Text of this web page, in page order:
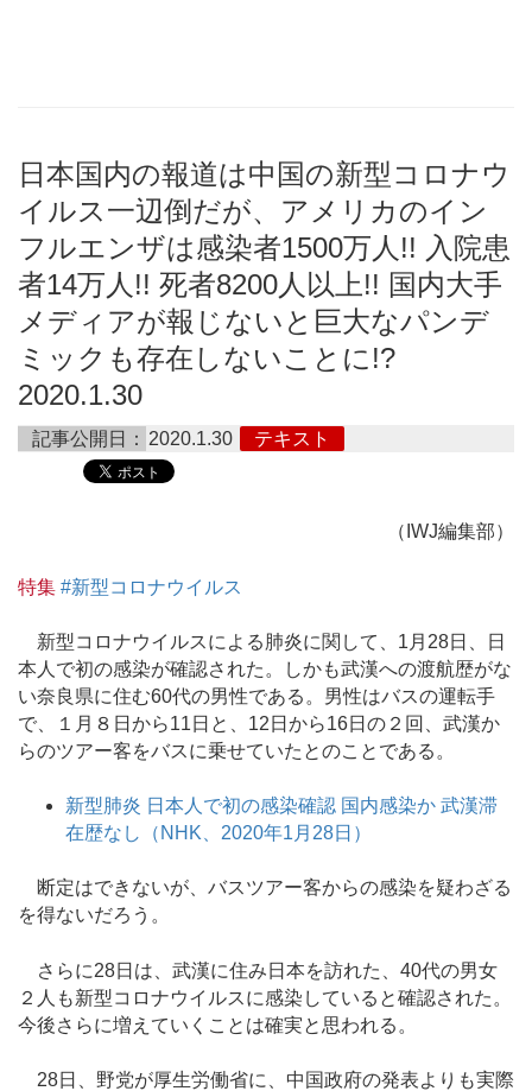
日本国内の報道は中国の新型コロナウ
イルス一辺倒だが、アメリカのイン
フルエンザは感染者1500万人!! 入院患
者14万人!! 死者8200人以上!! 国内大手
メディアが報じないと巨大なパンデ
ミックも存在しないことに!?
2020.1.30
記事公開日： 2020.1.30 テキスト
（IWJ編集部）
特集 #新型コロナウイルス
新型コロナウイルスによる肺炎に関して、1月28日、日
本人で初の感染が確認された。しかも武漢への渡航歴がな
い奈良県に住む60代の男性である。男性はバスの運転手
で、１月８日から11日と、12日から16日の２回、武漢か
らのツアー客をバスに乗せていたとのことである。
新型肺炎 日本人で初の感染確認 国内感染か 武漢滞
在歴なし（NHK、2020年1月28日）
断定はできないが、バスツアー客からの感染を疑わざる
を得ないだろう。
さらに28日は、武漢に住み日本を訪れた、40代の男女
２人も新型コロナウイルスに感染していると確認された。
今後さらに増えていくことは確実と思われる。
28日、野党が厚生労働省に、中国政府の発表よりも実際